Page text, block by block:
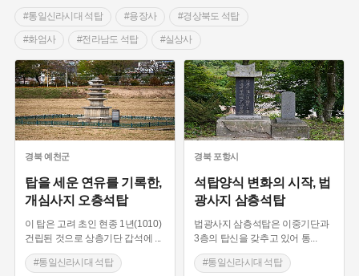
#단지 #설화 #인물설화 #대한애국부인회
#고구마 #김마리아 #바위설화
#강진 #블루리본 #전설 #조선시대 문신
#여성 독립운동가 #지역의 설화 #성곽 #어린이역사콘텐츠
#내시 #내성 #먼우금 #징채 #제주도설화 #영산강
#대한민국임시정부 #강서구 #마을 #종로구 #노원구
#부산 #용인의 전설
#경기도설화 #남자현 #한의학 #동화 #임시의정원
#황해도 #산성 #박물관 #공예품 #영산포
#통일신라시대 석탑
#용장사 #경상북도 석탑
#화엄사 #전라남도 석탑 #실상사
#전라북도 석탑 #성주사 #충청남도 석탑
#중흥사 #고려시대 석탑 #해인사
#경상남도 석탑 #영화 촬영지
경북예천군
탑을 세운 연유를 기록한,
개심사지 오층석탑
이 탑은 고려 초인 현종 1년(1010)
건립된 것으로 상층기단 갑석에
#통일신라시대 석탑
경북 포항시
석탑양식 변화의 시작, 법
광사지 삼층석탑
법광사지 삼층석탑은 이중기단과
3층의 탑신을 갖추고 있어 통
#통일신라시대 석탑